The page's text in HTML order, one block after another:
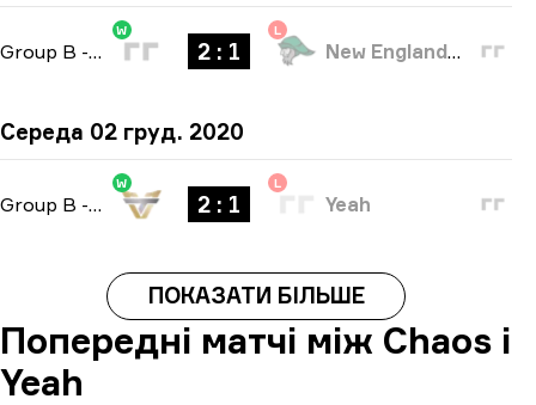
Group B - bo3
W
2 : 1
L
New England Whalers
Середа 02 груд. 2020
Group B - bo3
W
2 : 1
L
Yeah
ПОКАЗАТИ БІЛЬШЕ
Попередні матчі між Chaos і
Yeah